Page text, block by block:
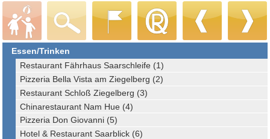
Essen/Trinken
Restaurant Fährhaus Saarschleife (1)
Pizzeria Bella Vista am Ziegelberg (2)
Restaurant Schloß Ziegelberg (3)
Chinarestaurant Nam Hue (4)
Pizzeria Don Giovanni (5)
Hotel & Restaurant Saarblick (6)